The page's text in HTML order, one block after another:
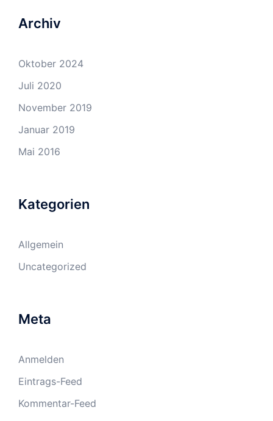
Archiv
Oktober 2024
Juli 2020
November 2019
Januar 2019
Mai 2016
Kategorien
Allgemein
Uncategorized
Meta
Anmelden
Eintrags-Feed
Kommentar-Feed